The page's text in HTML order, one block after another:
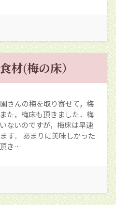
材(梅の床）
さんの梅を取り寄せて，梅
た，梅床も頂きました．梅
ないのですが，梅床は早速
す． あまりに美味しかった
き…